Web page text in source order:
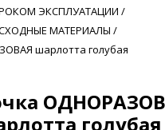
ЭКСПЛУАТАЦИИ /
МАТЕРИАЛЫ /
шарлотта голубая
голубая